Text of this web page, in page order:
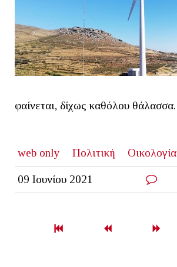
φαίνεται, δίχως καθόλου θάλασσα.
web only
Πολιτική Οικολογία
09 Ιουνίου 2021